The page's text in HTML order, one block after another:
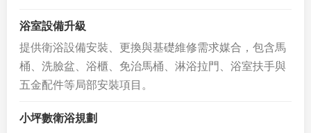
浴室設備升級
提供衛浴設備安裝、更換與基礎維修需求媒合，包含馬
桶、洗臉盆、浴櫃、免治馬桶、淋浴拉門、浴室扶手與
五金配件等局部安裝項目。
小坪數衛浴規劃